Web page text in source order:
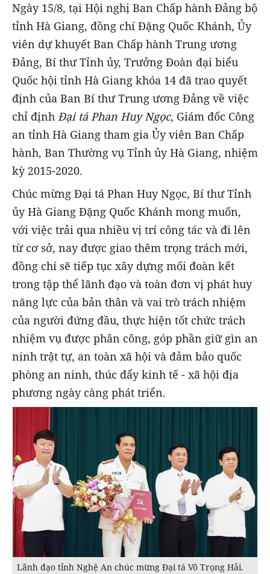
Ngày 15/8, tại Hội nghị Ban Chấp hành Đảng bộ
tỉnh Hà Giang, đồng chí Đặng Quốc Khánh, Ủy
viên dự khuyết Ban Chấp hành Trung ương
Đảng, Bí thư Tỉnh ủy, Trưởng Đoàn đại biểu
Quốc hội tỉnh Hà Giang khóa 14 đã trao quyết
định của Ban Bí thư Trung ương Đảng về việc
chỉ định Đại tá Phan Huy Ngọc, Giám đốc Công
an tỉnh Hà Giang tham gia Ủy viên Ban Chấp
hành, Ban Thường vụ Tỉnh ủy Hà Giang, nhiệm
kỳ 2015-2020.
Chúc mừng Đại tá Phan Huy Ngọc, Bí thư Tỉnh
ủy Hà Giang Đặng Quốc Khánh mong muốn,
với việc trải qua nhiều vị trí công tác và đi lên
từ cơ sở, nay được giao thêm trọng trách mới,
đồng chí sẽ tiếp tục xây dựng mối đoàn kết
trong tập thể lãnh đạo và toàn đơn vị phát huy
năng lực của bản thân và vai trò trách nhiệm
của người đứng đầu, thực hiện tốt chức trách
nhiệm vụ được phân công, góp phần giữ gìn an
ninh trật tự, an toàn xã hội và đảm bảo quốc
phòng an ninh, thúc đẩy kinh tế - xã hội địa
phương ngày càng phát triển.
Lãnh đạo tỉnh Nghệ An chúc mừng Đại tá Võ Trọng Hải.